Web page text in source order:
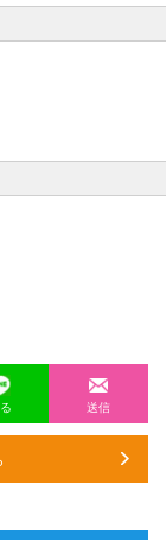
送信